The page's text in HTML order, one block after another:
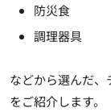
防災食
調理器具
などから選んだ
をご紹介します。